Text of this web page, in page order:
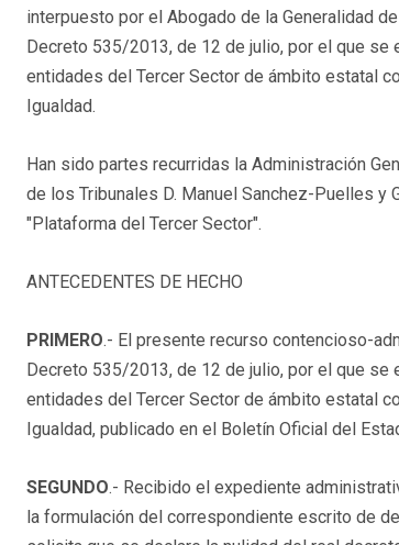
interpuesto por el Abogado de la Generalidad
Decreto 535/2013, de 12 de julio, por el que
entidades del Tercer Sector de ámbito estatal
Igualdad.
Han sido partes recurridas la Administración
de los Tribunales D. Manuel Sanchez-Puelles y
"Plataforma del Tercer Sector".
ANTECEDENTES DE HECHO
PRIMERO.- El presente recurso contencioso-
Decreto 535/2013, de 12 de julio, por el que
entidades del Tercer Sector de ámbito estatal
Igualdad, publicado en el Boletín Oficial del
SEGUNDO.- Recibido el expediente
la formulación del correspondiente escrito de